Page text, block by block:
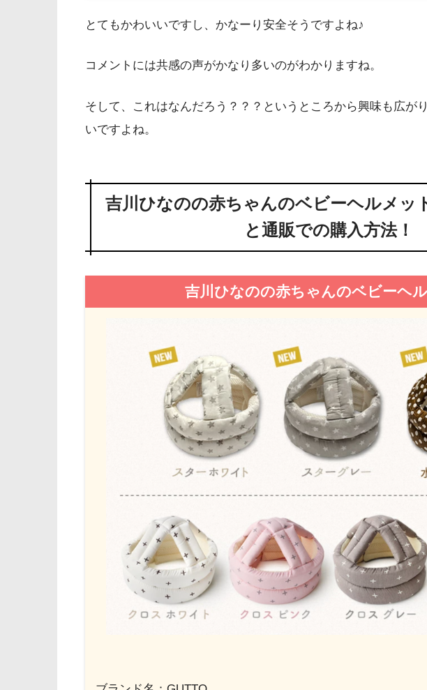
とてもかわいいですし、かなーり安全そうですよね♪
コメントには共感の声がかなり多いのがわかりますね。
そして、これはなんだろう？？？というところから興味も広が
いですよね。
吉川ひなのの赤ちゃんのベビーヘルメッ
と通販での購入方法！
吉川ひなのの赤ちゃんのベビーヘ